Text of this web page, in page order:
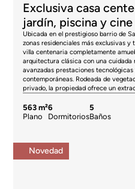
Exclusiva casa
jardín, piscina y
Ubicada en el prestigioso barrio de
zonas residenciales más exclusivas y
villa centenaria completamente
arquitectura clásica con una
avanzadas prestaciones
contemporáneas. Rodeada de
privado, la propiedad ofrece un
de su arquitectura original e
La planta principal alberga una
Los techos de gran altura potencian
el salón, el comedor y la cocina de
creando un ambiente elegante y
563 m²
Plano
6
Dormitorios
5
Baños
Novedad